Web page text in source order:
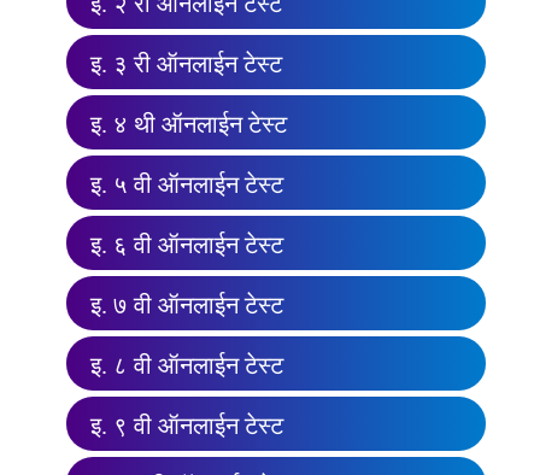
इ. ३ री ऑनलाईन टेस्ट
इ. ४ थी ऑनलाईन टेस्ट
इ. ५ वी ऑनलाईन टेस्ट
इ. ६ वी ऑनलाईन टेस्ट
इ. ७ वी ऑनलाईन टेस्ट
इ. ८ वी ऑनलाईन टेस्ट
इ. ९ वी ऑनलाईन टेस्ट